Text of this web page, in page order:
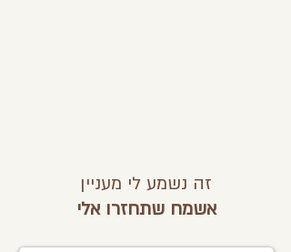
זה נשמע לי מעניין
אשמח שתחזרו אלי